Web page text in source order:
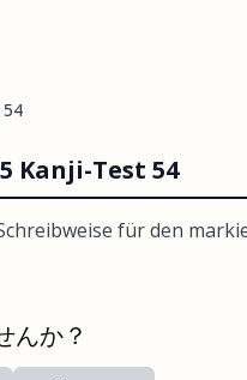
Kanji-Test 54
für den
んか？